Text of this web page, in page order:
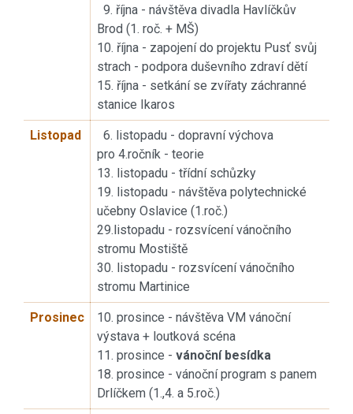
9. října - návštěva divadla Havlíčkův
Brod (1. roč. + MŠ)
10. října - zapojení do projektu Pusť svůj
strach - podpora duševního zdraví dětí
15. října - setkání se zvířaty záchranné
stanice Ikaros
Listopad
6. listopadu - dopravní výchova
pro 4.ročník - teorie
13. listopadu - třídní schůzky
19. listopadu - návštěva polytechnické
učebny Oslavice (1.roč.)
29.listopadu - rozsvícení vánočního
stromu Mostiště
30. listopadu - rozsvícení vánočního
stromu Martinice
Prosinec
10. prosince - návštěva VM vánoční
výstava + loutková scéna
11. prosince - vánoční besídka
18. prosince - vánoční program s panem
Drlíčkem (1.,4. a 5.roč.)